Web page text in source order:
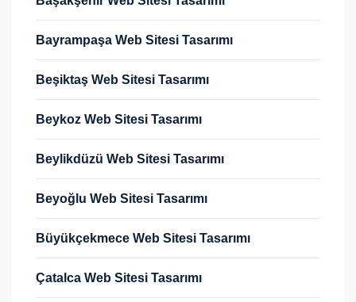
Bayrampaşa Web Sitesi Tasarımı
Beşiktaş Web Sitesi Tasarımı
Beykoz Web Sitesi Tasarımı
Beylikdüzü Web Sitesi Tasarımı
Beyoğlu Web Sitesi Tasarımı
Büyükçekmece Web Sitesi Tasarımı
Çatalca Web Sitesi Tasarımı